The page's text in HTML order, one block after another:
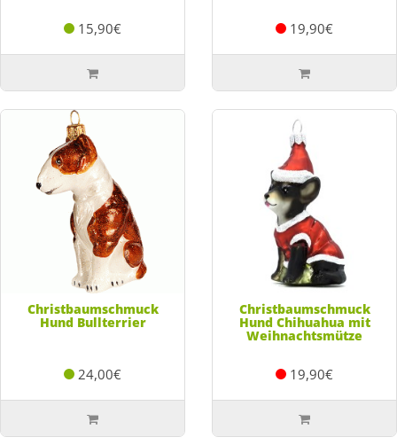
15,90€ 19,90€
Christbaumschmuck
Hund Bullterrier
24,00€
Christbaumschmuck
Hund Chihuahua mit
Weihnachtsmütze
19,90€